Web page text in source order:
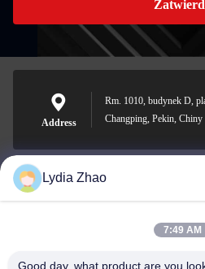
Address
Rm. 1010, budynek D,
Changping, Pekin, Chiny
Lydia Zhao
7:49 AM
Good day, what product are you